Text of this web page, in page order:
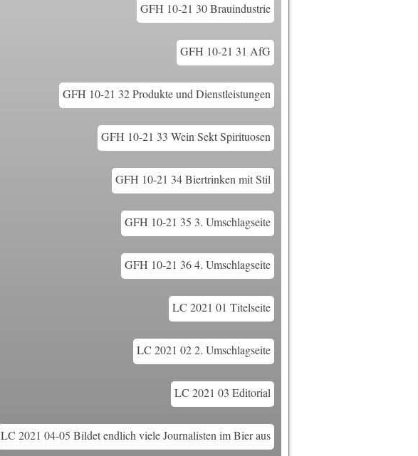
GFH 10-21 30 Brauindustrie
GFH 10-21 31 AfG
GFH 10-21 32 Produkte und Dienstleistungen
GFH 10-21 33 Wein Sekt Spirituosen
GFH 10-21 34 Biertrinken mit Stil
GFH 10-21 35 3. Umschlagseite
GFH 10-21 36 4. Umschlagseite
LC 2021 01 Titelseite
LC 2021 02 2. Umschlagseite
LC 2021 03 Editorial
LC 2021 04-05 Bildet endlich viele Journalisten im Bier aus